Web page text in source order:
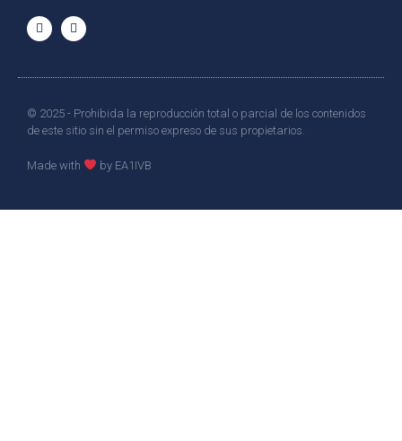
© 2025 - Prohibida la reproducción total o parcial de los contenidos
de este sitio sin el permiso expreso de sus propietarios.
Made with by EA1IVB